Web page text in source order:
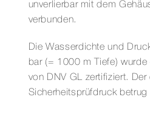
unverlierbar mit dem
verbunden.
Die Wasserdichte und
bar (= 1000 m Tiefe) wurde
von DNV GL zertifiziert. Der
Sicherheitsprüfdruck betrug